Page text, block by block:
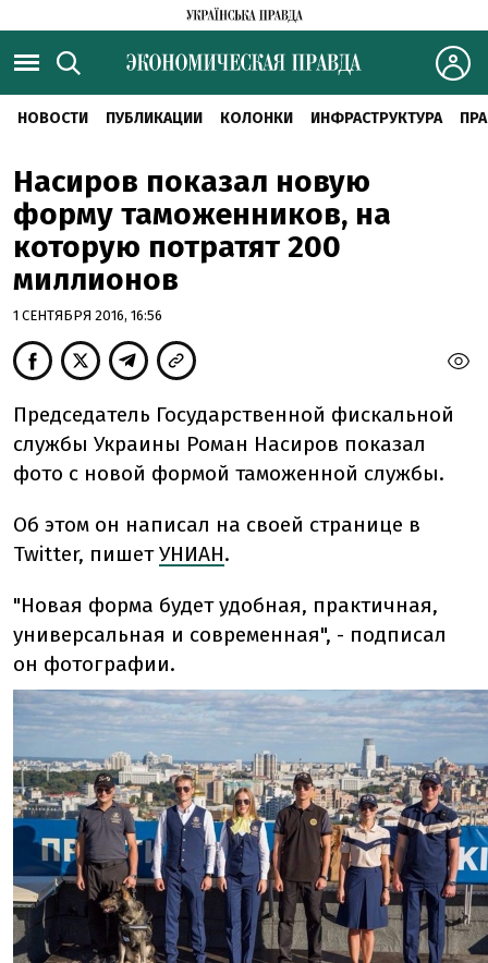
НОВОСТИ ПУБЛИКАЦИИ КОЛОНКИ ИНФРАСТРУКТУРА
Насиров показал новую
форму таможенников, на
которую потратят 200
миллионов
1 СЕНТЯБРЯ 2016, 16:56
Председатель Государственной фискальной
службы Украины Роман Насиров показал
фото с новой формой таможенной службы.
Об этом он написал на своей странице в
Twitter, пишетУНИАН.
"Новая форма будет удобная, практичная,
универсальная и современная", - подписал
он фотографии.